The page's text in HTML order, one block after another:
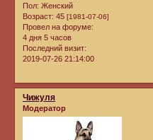
Пол: Женский
Возраст: 45 [1981-07-06]
Провел на форуме:
4 дня 5 часов
Последний визит:
2019-07-26 21:14:00
Чижуля
Модератор